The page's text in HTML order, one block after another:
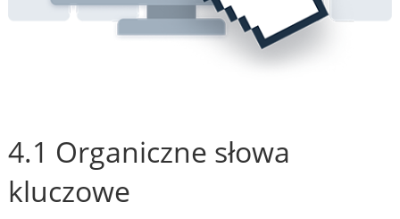
4.1 Organiczne słowa
kluczowe